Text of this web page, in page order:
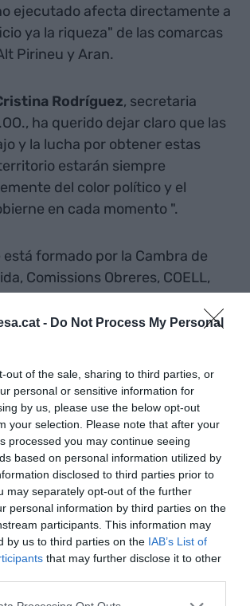
- Do Not Process My Personal
out of the sale, sharing to third parties, or
personal or sensitive information for
by us, please use the below opt-out
your selection. Please note that after your
processed you may continue seeing
based on personal information utilized by
disclosed to third parties prior to
may separately opt-out of the further
personal information by third parties on the
participants. This information may
by us to third parties on the IAB’s List of
that may further disclose it to other
ejecutado afecta directamente a
ya la riqueza" de las comarcas
Pirineu y Aran.
Rodríguez, secretaria
ha querido dejar claro que las
y la lucha por obtener estas
estarán siempre
del color político y el
en cada momento ".
está formado por la Cambra de
Comissions Obreres, COELL,
Asotrans Lleida, Associació
Col·legi d'Aparelladors, Col·legi
FEMEL, Federació de
de Catalunya, JARC,
de la UdL y Unió de Pagesos.
VIA Empresa como fuente preferida
de forma gratuita
con las últimas noticias de